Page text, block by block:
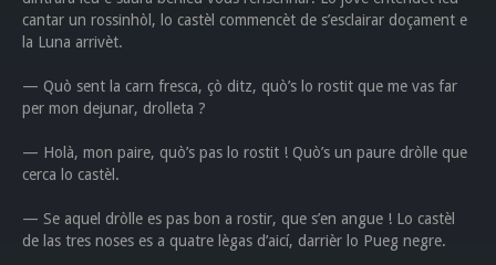
cantar un rossinhòl, lo castèl commencèt de s’esclairar doçament e
la Luna arrivèt.
— Quò sent la carn fresca, çò ditz, quò’s lo rostit que me vas far
per mon dejunar, drolleta ?
— Holà, mon paire, quò’s pas lo rostit ! Quò’s un paure dròlle que
cerca lo castèl.
— Se aquel dròlle es pas bon a rostir, que s’en angue ! Lo castèl
de las tres noses es a quatre lègas d’aicí, darrièr lo Pueg negre.